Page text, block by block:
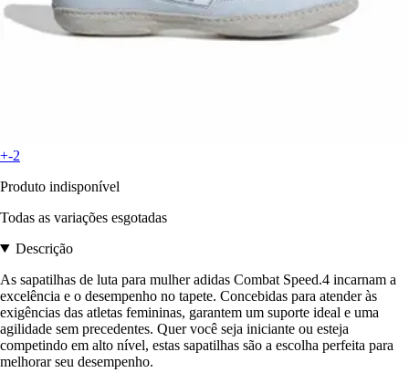
+-2
Produto indisponível
Todas as variações esgotadas
Descrição
As sapatilhas de luta para mulher adidas Combat Speed.4 incarnam a
excelência e o desempenho no tapete. Concebidas para atender às
exigências das atletas femininas, garantem um suporte ideal e uma
agilidade sem precedentes. Quer você seja iniciante ou esteja
competindo em alto nível, estas sapatilhas são a escolha perfeita para
melhorar seu desempenho.